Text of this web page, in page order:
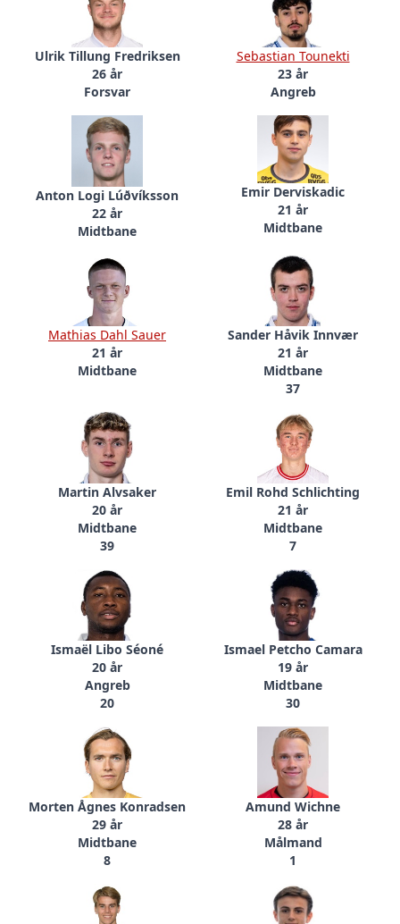
Ulrik Tillung Fredriksen
26 år
Forsvar
Sebastian Tounekti
23 år
Angreb
Anton Logi Lúðvíksson
22 år
Midtbane
Emir Derviskadic
21 år
Midtbane
Mathias Dahl Sauer
21 år
Midtbane
Sander Håvik Innvær
21 år
Midtbane
37
Martin Alvsaker
20 år
Midtbane
39
Emil Rohd Schlichting
21 år
Midtbane
7
Ismaël Libo Séoné
20 år
Angreb
20
Ismael Petcho Camara
19 år
Midtbane
30
Morten Ågnes Konradsen
29 år
Midtbane
8
Amund Wichne
28 år
Målmand
1